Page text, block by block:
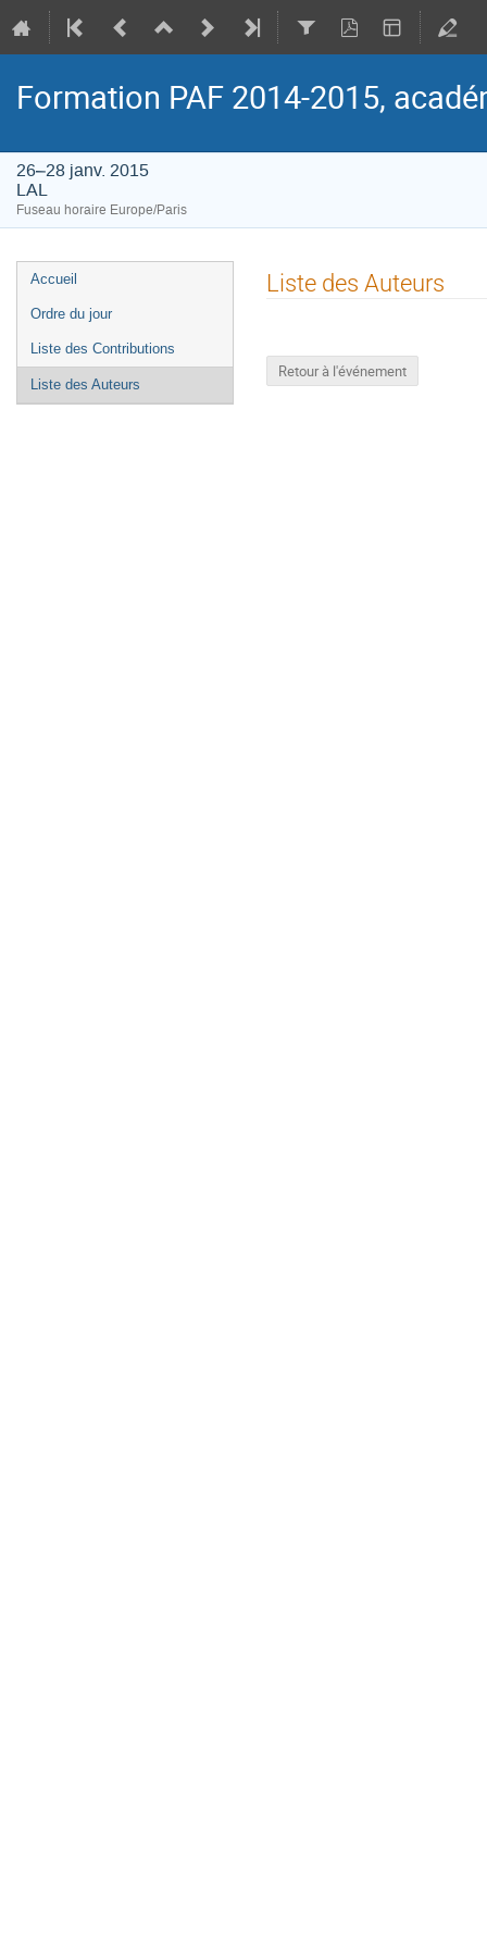
Formation PAF 2014-2015,
26–28 janv. 2015
LAL
Fuseau horaire Europe/Paris
Menu
de
Accueil
Ordre du jour
Liste des Contributions
Liste des Auteurs
Liste des Auteurs
Retour à l'événement